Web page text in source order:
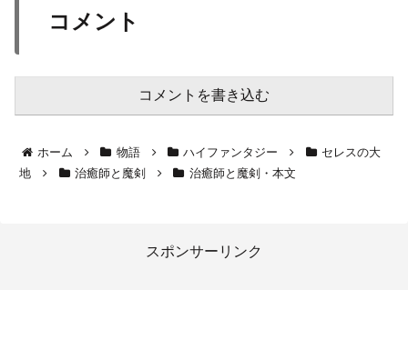
コメント
コメントを書き込む
ホーム 物語 ハイファンタジー
セレスの大
地
治癒師と魔剣 治癒師と魔剣・本文
スポンサーリンク